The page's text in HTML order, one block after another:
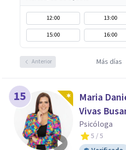
12:00 13:00
15:00
16:00
Anterior Más días
15
Maria
Vivas
Psicóloga
5 / 5